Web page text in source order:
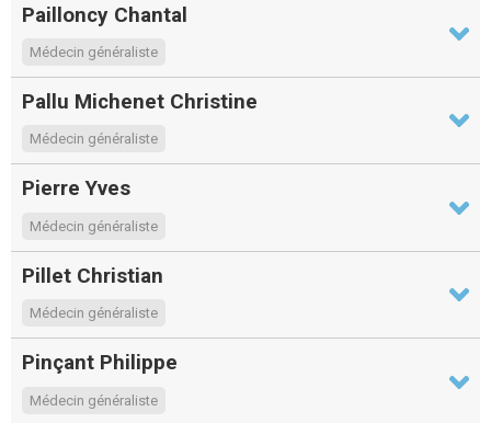
Pailloncy Chantal
Médecin généraliste
Pallu Michenet Christine
Médecin généraliste
Pierre Yves
Médecin généraliste
Pillet Christian
Médecin généraliste
Pinçant Philippe
Médecin généraliste